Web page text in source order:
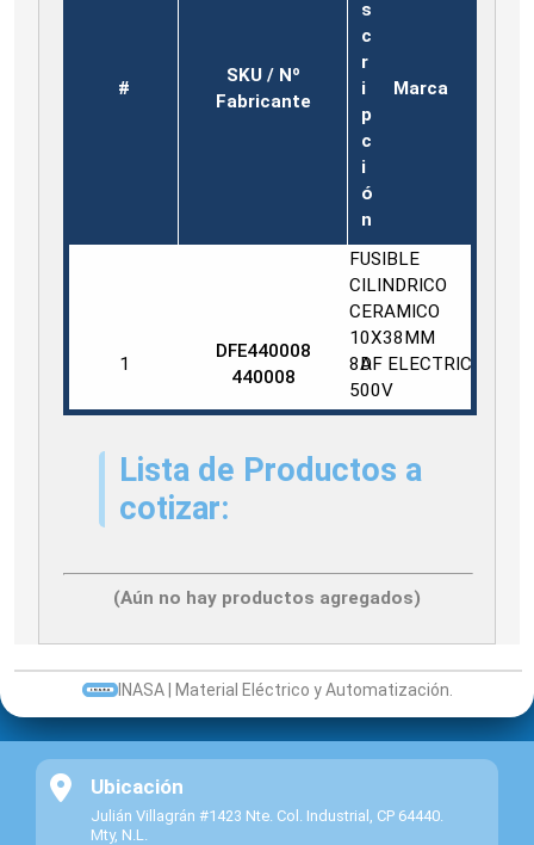
#
SKU / Nº
Fabricante
s
c
r
i
p
c
i
ó
n
Marca
1
DFE440008
440008
FUSIBLE
CILINDRICO
CERAMICO
10X38MM
8A
500V
DF
440008
DF ELECTRICS
Lista de Productos a
cotizar:
(Aún no hay productos agregados)
INASA | Material Eléctrico y Automatización.
Ubicación
Julián Villagrán #1423 Nte. Col. Industrial, CP 64440.
Mty, N.L.